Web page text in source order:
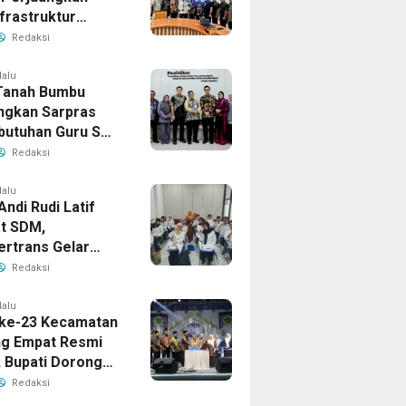
ke BPJN XI
Redaksi
Bumbu
Sarpras
Guru SMA
Kalsel
Redaksi
Rudi Latif
SDM,
Gelar
Desain Grafis
Redaksi
23 Kecamatan
Empat Resmi
Bupati Dorong
Generasi
Redaksi